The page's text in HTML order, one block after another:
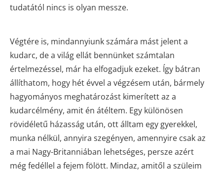
tudatától nincs is olyan messze.
Végtére is, mindannyiunk számára mást jelent a
kudarc, de a világ ellát bennünket számtalan
értelmezéssel, már ha elfogadjuk ezeket. Így bátran
állíthatom, hogy hét évvel a végzésem után, bármely
hagyományos meghatározást kimerített az a
kudarcélmény, amit én átéltem. Egy különösen
rövidéletű házasság után, ott álltam egy gyerekkel,
munka nélkül, annyira szegényen, amennyire csak az
a mai Nagy-Britanniában lehetséges, persze azért
még fedéllel a fejem fölött. Mindaz, amitől a szüleim